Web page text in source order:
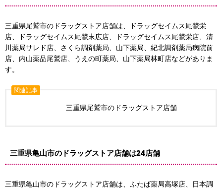
三重県尾鷲市のドラッグストア店舗は、ドラッグセイムス尾鷲栄
店、ドラッグセイムス尾鷲末広店、ドラッグセイムス尾鷲栄店、清
川薬局サレド店、さくら調剤薬局、山下薬局、紀北調剤薬局病院前
店、内山薬品尾鷲店、うえの町薬局、山下薬局林町店などがありま
す。
関連記事
三重県尾鷲市のドラッグストア店舗
三重県亀山市のドラッグストア店舗は24店舗
三重県亀山市のドラッグストア店舗は、ふたば薬局高塚店、日本調